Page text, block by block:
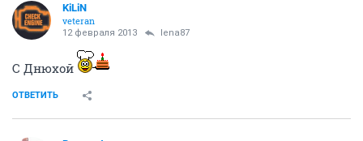
KiLiN
veteran
12 февраля 2013 lena87
С Днюхой
ОТВЕТИТЬ